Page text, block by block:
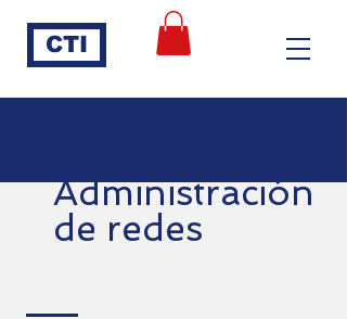
CTI
Administración
de redes